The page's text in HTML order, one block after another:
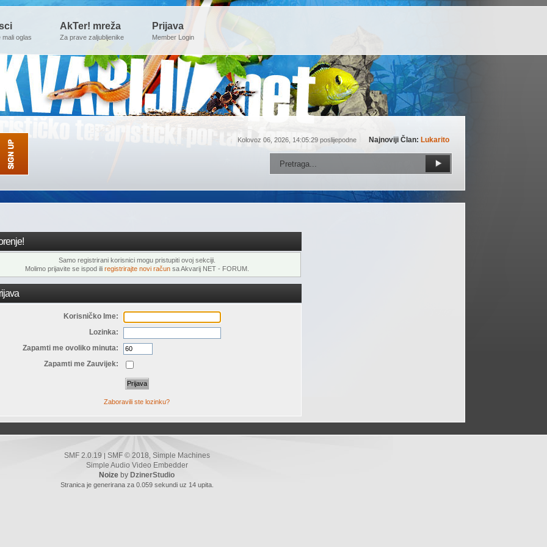
mali oglas
AkTer! mreža
Za prave zaljubljenike
Prijava
Member Login
Kolovoz 06, 2026, 14:05:29 poslijepodne Najnoviji Član: Lukarito
Samo registrirani korisnici mogu pristupiti ovoj sekciji.
Molimo prijavite se ispod ili registrirajte novi računsa Akvarij NET - FORUM.
Korisničko Ime:
Lozinka:
Zapamti me ovoliko minuta:
Zapamti me Zauvijek:
Zaboravili ste lozinku?
SMF 2.0.19 SMF © 2018 Simple Machines
Simple Audio Video Embedder
Noize by DzinerStudio
Stranica je generirana za 0.059 sekundi uz 14 upita.